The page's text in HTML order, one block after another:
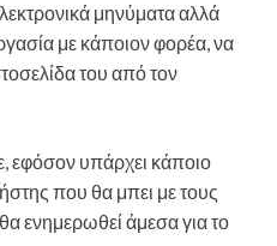
μηνύματα αλλά
με κάποιον φορέα, να
του από τον
εφόσον υπάρχει κάποιο
που θα μπει με τους
ενημερωθεί άμεσα για το